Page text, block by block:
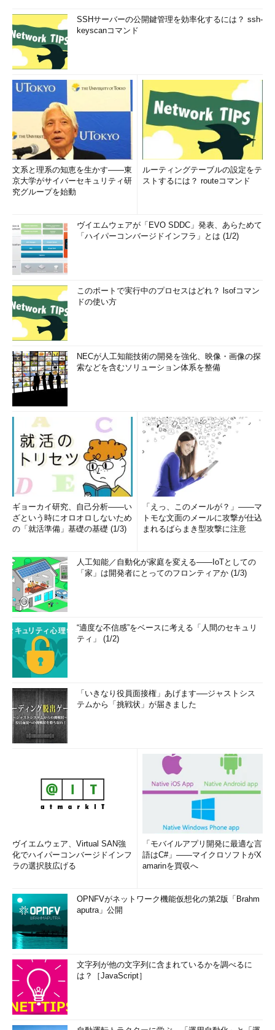
SSHサーバーの公開鍵管理を効率化するには？ ssh-
keyscanコマンド
文系と理系の知恵を生かす――東
京大学がサイバーセキュリティ研
究グループを始動
ルーティングテーブルの設定をテ
ストするには？ routeコマンド
ヴイエムウェアが「EVO SDDC」発表、あらためて
「ハイパーコンバージドインフラ」とは (1/2)
このポートで実行中のプロセスはどれ？ lsofコマン
ドの使い方
NECが人工知能技術の開発を強化、映像・画像の探
索などを含むソリューション体系を整備
ギョーカイ研究、自己分析――い
ざという時にオロオロしないため
の「就活準備」基礎の基礎 (1/3)
「えっ、このメールが？」――マ
トモな文面のメールに攻撃が仕込
まれるばらまき型攻撃に注意
人工知能／自動化が家庭を変える――IoTとしての
「家」は開発者にとってのフロンティアか (1/3)
“適度な不信感”をベースに考える「人間のセキュリ
ティ」 (1/2)
「いきなり役員面接権」あげます──ジャストシス
テムから「挑戦状」が届きました
ヴイエムウェア、Virtual SAN強
化でハイパーコンバージドインフ
ラの選択肢広げる
「モバイルアプリ開発に最適な言
語はC#」――マイクロソフトがX
amarinを買収へ
OPNFVがネットワーク機能仮想化の第2版「Brahm
aputra」公開
文字列が他の文字列に含まれているかを調べるに
は？［JavaScript］